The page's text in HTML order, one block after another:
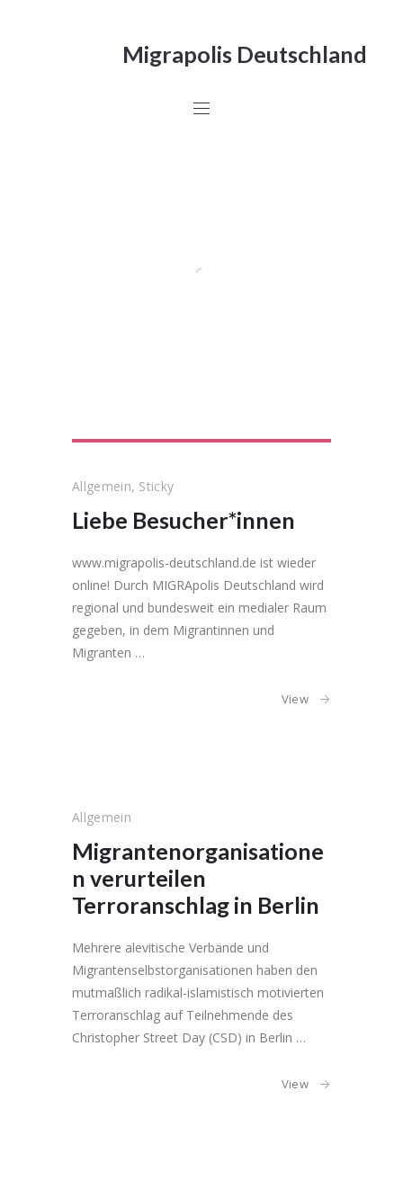
Migrapolis Deutschland
Allgemein, Sticky
Liebe Besucher*innen
www.migrapolis-deutschland.de ist wieder
online! Durch MIGRApolis Deutschland wird
regional und bundesweit ein medialer Raum
gegeben, in dem Migrantinnen und
Migranten …
View
Allgemein
Migrantenorganisatione
n verurteilen
Terroranschlag in Berlin
Mehrere alevitische Verbände und
Migrantenselbstorganisationen haben den
mutmaßlich radikal-islamistisch motivierten
Terroranschlag auf Teilnehmende des
Christopher Street Day (CSD) in Berlin …
View